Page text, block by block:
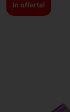
In offerta!